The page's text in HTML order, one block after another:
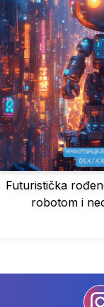
Futuristička
robotom i